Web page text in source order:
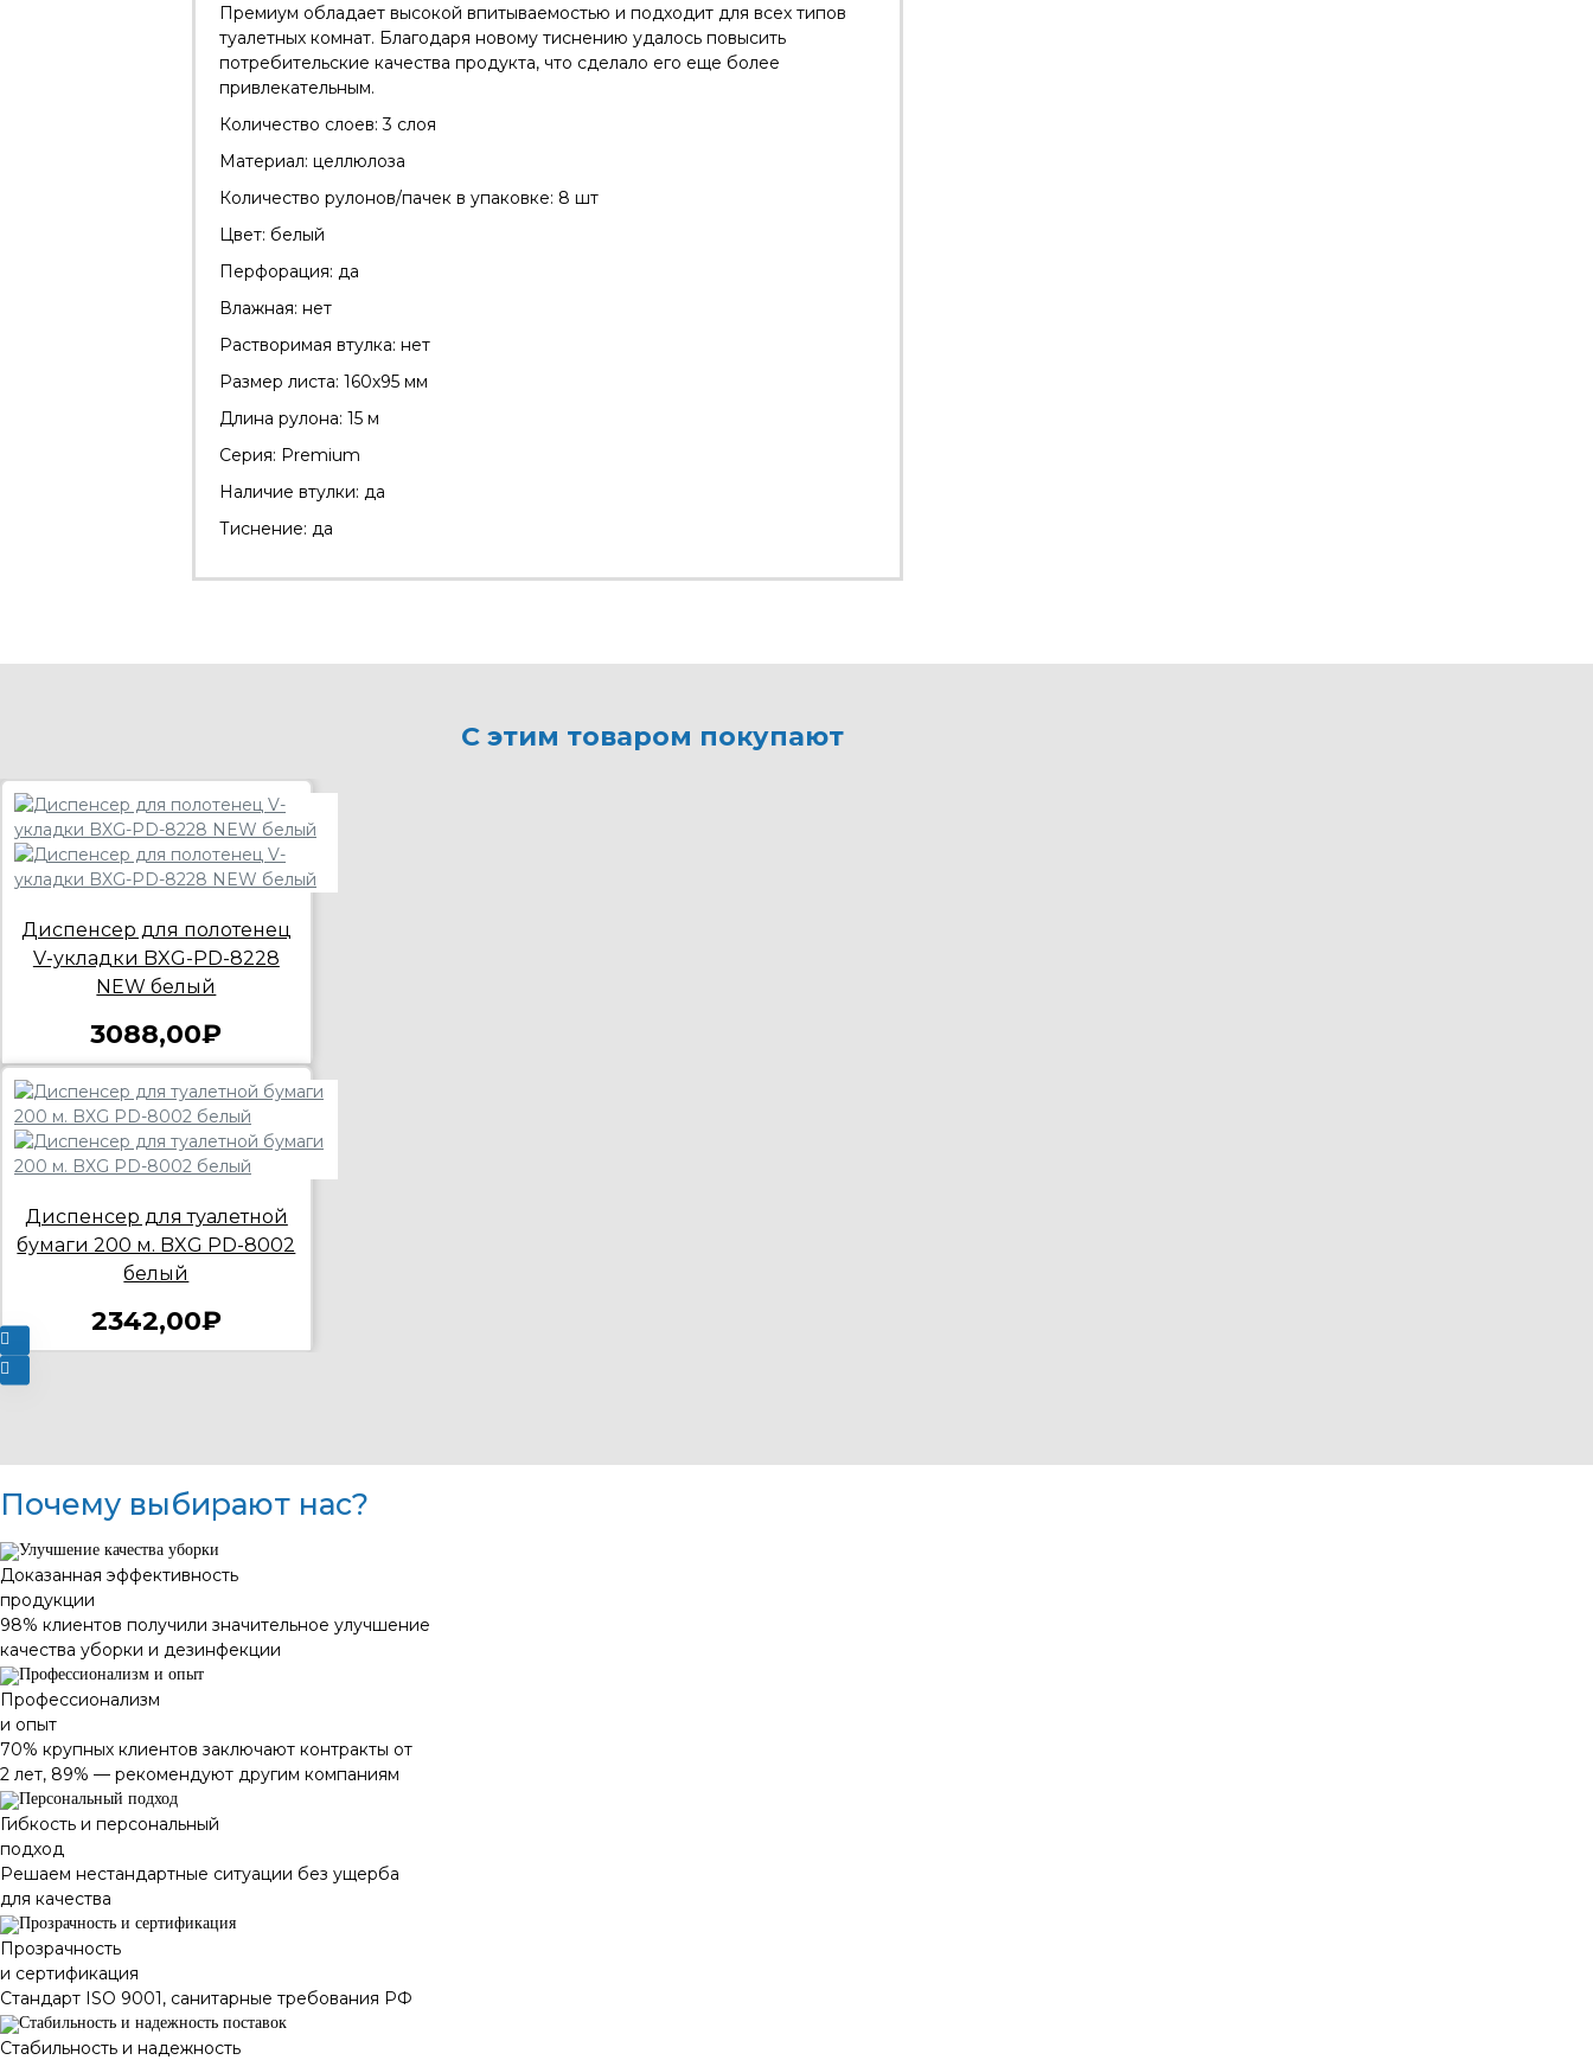
Премиум обладает высокой впитываемостью и подходит для всех типов
туалетных комнат. Благодаря новому тиснению удалось повысить
потребительские качества продукта, что сделало его еще более
привлекательным.
Количество слоев: 3 слоя
Материал: целлюлоза
Количество рулонов/пачек в упаковке: 8 шт
Цвет: белый
Перфорация: да
Влажная: нет
Растворимая втулка: нет
Размер листа: 160х95 мм
Длина рулона: 15 м
Серия: Premium
Наличие втулки: да
Тиснение: да
С этим товаром покупают
Диспенсер для полотенец
V-укладки BXG-PD-8228
NEW белый
3088,00₽
Диспенсер для туалетной
бумаги 200 м. BXG PD-8002
белый
2342,00₽
Почему выбирают нас?
Доказанная эффективность
продукции
98% клиентов получили значительное улучшение
качества уборки и дезинфекции
Профессионализм
и опыт
70% крупных клиентов заключают контракты от
2 лет, 89% — рекомендуют другим компаниям
Гибкость и персональный
подход
Решаем нестандартные ситуации без ущерба
для качества
Прозрачность
и сертификация
Стандарт ISO 9001, санитарные требования РФ
Стабильность и надежность